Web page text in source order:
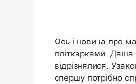
Ось і новина про
пліткарками. Даша
відрізнялися.
спершу потрібно